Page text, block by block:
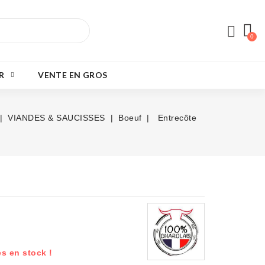
VENTE EN GROS
VIANDES & SAUCISSES Boeuf Entrecôte
en stock !